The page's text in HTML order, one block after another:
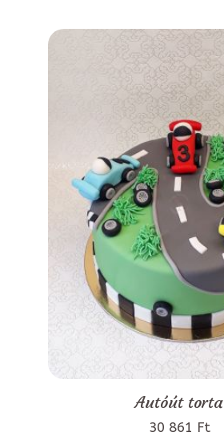
Autóút torta
30 861 Ft